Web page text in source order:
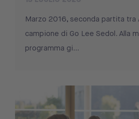
Marzo 2016, seconda partita tra
campione di Go Lee Sedol. Alla
programma gi...